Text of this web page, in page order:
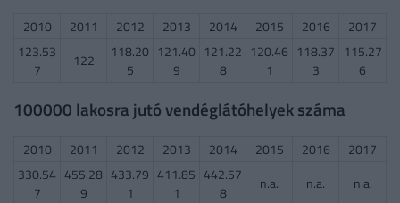
2010 2011 2012 2013 2014 2015 2016
2017
123.53
7
122
118.20
5
121.40
9
121.22
8
120.46
1
118.37
3
115.27
6
100000 lakosra jutó vendéglátóhelyek száma
2010 2011 2012 2013 2014 2015 2016
2017
330.54
7
455.28
9
433.79
1
411.85
1
442.57
8
n.a. n.a. n.a.